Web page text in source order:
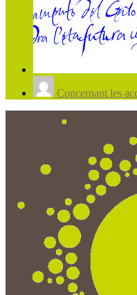
Concernant les